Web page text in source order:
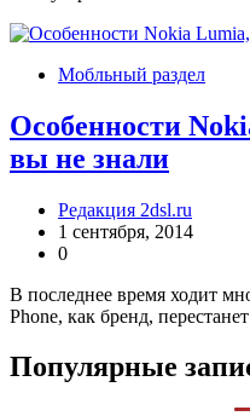
Мобльный раздел
Особенности
вы не знали
Редакция 2dsl.ru
1 сентября, 2014
0
В последнее время ходит
Phone, как бренд,
Популярные